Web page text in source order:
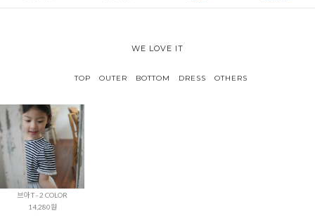
WE LOVE IT
TOP OUTER BOTTOM DRESS OTHERS
브아 T - 2 COLOR
14,280원